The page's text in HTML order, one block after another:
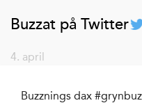
Buzzat på Twitter
4. april
Buzznings dax